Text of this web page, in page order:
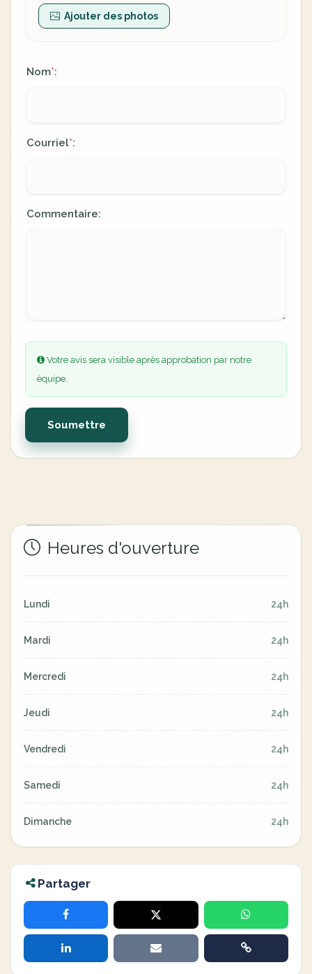
Ajouter des photos
Nom*:
Courriel*:
Commentaire:
Votre avis sera visible après approbation par notre
équipe.
Soumettre
Heures d'ouverture
Lundi 24h
Mardi 24h
Mercredi 24h
Jeudi 24h
Vendredi 24h
Samedi 24h
Dimanche 24h
Partager